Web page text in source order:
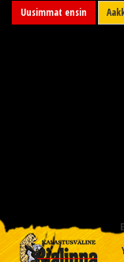
Uusimmat ensin